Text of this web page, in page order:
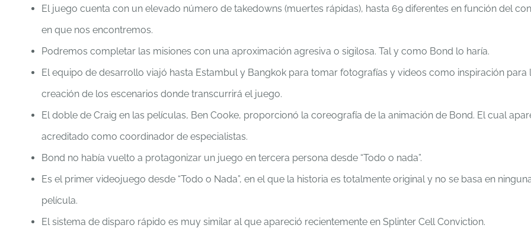
El juego cuenta con un elevado número de takedowns (muertes rápidas), hasta 69 diferentes en función del
en que nos encontremos.
Podremos completar las misiones con una aproximación agresiva o sigilosa. Tal y como Bond lo haría.
El equipo de desarrollo viajó hasta Estambul y Bangkok para tomar fotografías y videos como inspiración para
creación de los escenarios donde transcurrirá el juego.
El doble de Craig en las películas, Ben Cooke, proporcionó la coreografía de la animación de Bond. El cual
acreditado como coordinador de especialistas.
Bond no había vuelto a protagonizar un juego en tercera persona desde “Todo o nada”.
Es el primer videojuego desde “Todo o Nada”, en el que la historia es totalmente original y no se basa en
película.
El sistema de disparo rápido es muy similar al que apareció recientemente en Splinter Cell Conviction.